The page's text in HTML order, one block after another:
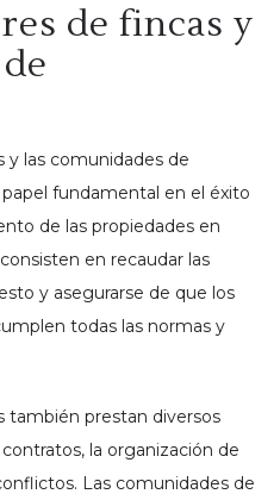
de fincas y
y las comunidades de
fundamental en el éxito
de las propiedades en
en recaudar las
y asegurarse de que los
todas las normas y
también prestan diversos
la organización de
Las comunidades de